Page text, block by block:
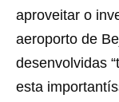
aproveitar o
aeroporto de
desenvolvidas
esta